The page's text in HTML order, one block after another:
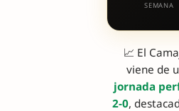
SEMANA
📈 El
viene de
jornada
2-0,